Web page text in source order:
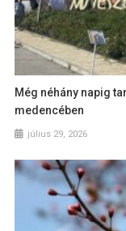
Még néhány napig
medencében
július 29, 2026